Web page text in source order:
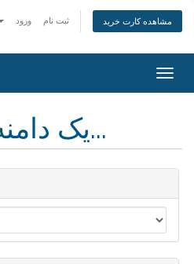
ورود ثبت نام مشاهده کارت خرید
تغییر
یک دامنه انتخاب کنید...